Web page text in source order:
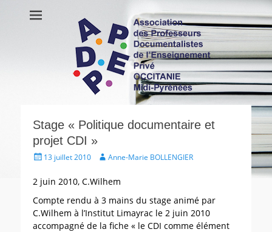
APDEP Occitanie
Midi-Pyrénées
Association des Professeurs Documentalistes de l'Enseignement
Privé OCCITANIE Midi-Pyrénnees Association Actualités Vie de
l’association Ressources
Stage « Politique documentaire et
projet CDI »
Écrit13 juillet 2010 Auteur
Anne-Marie BOLLENGIER
2 juin 2010, C.Wilhem
Compte rendu à 3 mains du stage animé par
C.Wilhem à l’Institut Limayrac le 2 juin 2010
accompagné de la fiche « le CDI comme élément